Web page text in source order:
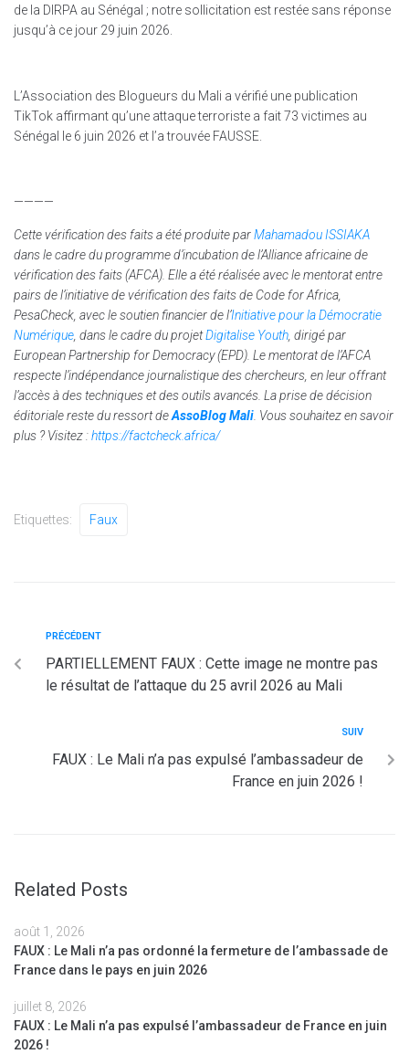
de la DIRPA au Sénégal ; notre sollicitation est restée sans réponse
jusqu’à ce jour 29 juin 2026.
L’Association des Blogueurs du Mali a vérifié une publication
TikTok affirmant qu’une attaque terroriste a fait 73 victimes au
Sénégal le 6 juin 2026 et l’a trouvée FAUSSE.
————
Cette vérification des faits a été produite parMahamadou ISSIAKA
dans le cadre du programme d’incubation de l’Alliance africaine de
vérification des faits (AFCA). Elle a été réalisée avec le mentorat entre
pairs de l’initiative de vérification des faits de Code for Africa,
PesaCheck, avec le soutien financier de l’Initiative pour la Démocratie
Numérique , dans le cadre du projetDigitalise Youth , dirigé par
European Partnership for Democracy (EPD). Le mentorat de l’AFCA
respecte l’indépendance journalistique des chercheurs, en leur offrant
l’accès à des techniques et des outils avancés. La prise de décision
éditoriale reste du ressort deAssoBlog Mali . Vous souhaitez en savoir
plus ? Visitez :https://factcheck.africa/
Etiquettes: Faux
PRÉCÉDENT
PARTIELLEMENT FAUX : Cette image ne montre pas
le résultat de l’attaque du 25 avril 2026 au Mali
SUIV
FAUX : Le Mali n’a pas expulsé l’ambassadeur de
France en juin 2026 !
Related Posts
août 1, 2026
FAUX : Le Mali n’a pas ordonné la fermeture de l’ambassade de
France dans le pays en juin 2026
juillet 8, 2026
FAUX : Le Mali n’a pas expulsé l’ambassadeur de France en juin
2026 !